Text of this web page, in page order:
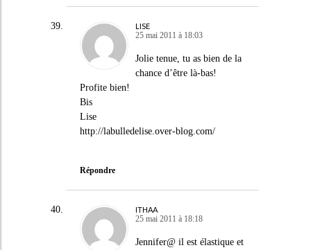
LISE
25 mai 2011 à 18:03
Jolie tenue, tu as bien de la
chance d’être là-bas!
Profite bien!
Bis
Lise
http://labulledelise.over-blog.com/
Répondre
ITHAA
25 mai 2011 à 18:18
Jennifer@ il est élastique et